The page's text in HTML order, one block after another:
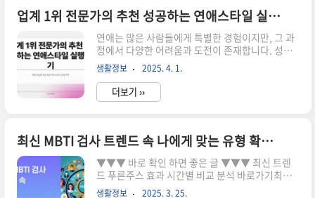
출은 주택을 구매하고자 하는 청년들을 위한 특별
한 금융 지원 프로그램입니다. 이 대출은 주로 19세
부터 39세까지의 청년을 대상으로 하며, 주택 구매
시 필요한 자금을 지원합니다. 대출 금리는 일반 대
출에 비해 상당히 낮아, 부담을 줄일 수 있는 장점이
있습니다. 또한, 대출 한도와 조건은 청년들의 소득
..
업계 1위 전문가의 추천 성공하는 연애스타일 실행하기
연애는 많은 사람들에게 특별한 경험이지만, 그 과
정에서 다양한 어려움과 도전이 존재합니다. 성공
적인 연애를 위해서는 자신에게 맞는 연애스타일을
찾아내는 것이 중요합니다. 이 글에서는 업계 1위
전문가의 추천을 바탕으로 성공적인 연애스타일을
실행하는 방법을 소개합니다. 연애의 기초부터 실
가이드 업계 1위의 필수 지식 바로가기사회복지사
실무 업계 1위가 전하는 필수 지식 및 꿀팁 바로가
기연애스타일의 중요성 연애를 하면서 각자의 스
타일이 존재하는 것은 자연스러운 일입니다. 연애
스타일은 개인의 성격, 경험, 가치관에 따라 달라질
생활정보 2025. 4. 1.
더보기 ››
최신 MBTI 검사 트렌드 속 나에게 맞는 유형 확인하기
▼▼▼ 바로 확인 하면 좋은 글 ▼▼▼ 최신 트렌
드 푸른주스 효과 시간별 비교 분석 바로가기최신
모바일 신분증 발급법 3가지 성공하는 방법 바로가
생활정보 2025. 3. 25.